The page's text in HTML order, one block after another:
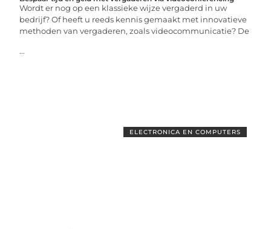
Wordt er nog op een klassieke wijze vergaderd in uw
bedrijf? Of heeft u reeds kennis gemaakt met innovatieve
methoden van vergaderen, zoals videocommunicatie? De
...
ELECTRONICA EN COMPUTERS